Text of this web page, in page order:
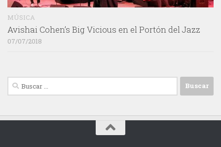
MÚSICA
Avishai Cohen’s Big Vicious en el Portón del Jazz
07/07/2018
Buscar: